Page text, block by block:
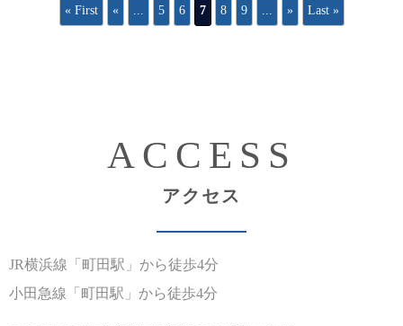
« First « ... 5 6 7 8 9 ... » Last »
ACCESS
アクセス
JR横浜線 「町田駅」から徒歩4分
小田急線 「町田駅」から徒歩4分